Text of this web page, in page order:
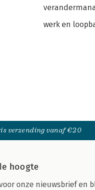
werk en
verzending vanaf €20
hoogte
onze nieuwsbrief en